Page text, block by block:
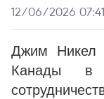
12/06/2026 07:41
Джим Никел
Канады в